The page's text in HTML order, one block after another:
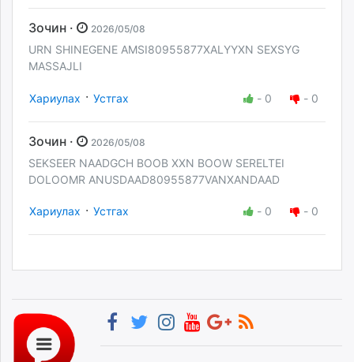
Зочин · 2026/05/08
URN SHINEGENE AMSI80955877XALYYXN SEXSYG
MASSAJLI
Хариулах · Устгах - 0 - 0
Зочин · 2026/05/08
SEKSEER NAADGCH BOOB XXN BOOW SERELTEI
DOLOOMR ANUSDAAD80955877VANXANDAAD
Хариулах · Устгах - 0 - 0